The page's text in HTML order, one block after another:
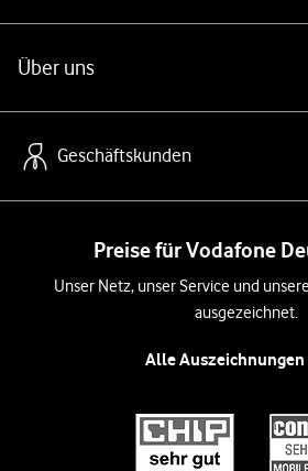
Über uns
Geschäftskunden
Preise für Vodafone
Unser Netz, unser Service und
ausgezeichnet.
Alle Auszeichnungen